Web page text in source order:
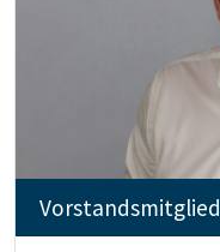
Vorstandsmitglied